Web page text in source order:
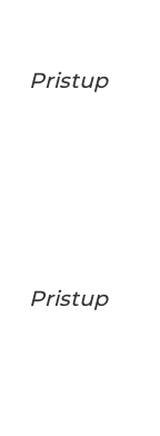
Pristup
Pristup